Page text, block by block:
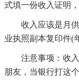
式填一份收入证明
收入应该是月
业执照副本复印件(
注意事项：收
朋友，当银行打这